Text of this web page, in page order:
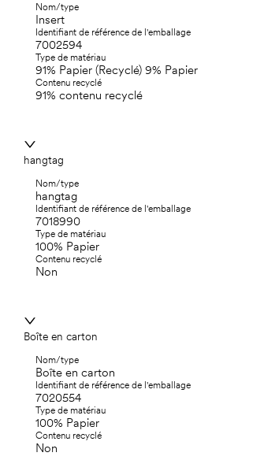
Nom/type
Insert
Identifiant de référence de l'emballage
7002594
Type de matériau
91% Papier (Recyclé) 9% Papier
Contenu recyclé
91% contenu recyclé
hangtag
Nom/type
hangtag
Identifiant de référence de l'emballage
7018990
Type de matériau
100% Papier
Contenu recyclé
Non
Boîte en carton
Nom/type
Boîte en carton
Identifiant de référence de l'emballage
7020554
Type de matériau
100% Papier
Contenu recyclé
Non